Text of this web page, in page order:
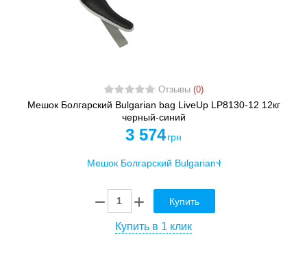
Отзывы (0)
Мешок Болгарский Bulgarian bag LiveUp LP8130-12 12кг
черный-синий
3 574 грн
Купить
Купить в 1 клик